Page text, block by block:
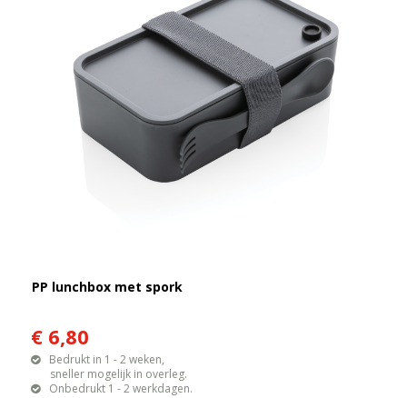
PP lunchbox met spork
€ 6,80
Bedrukt in 1 - 2 weken,
sneller mogelijk in overleg.
Onbedrukt 1 - 2 werkdagen.